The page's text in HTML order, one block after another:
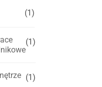
(1)
(1)
(1)